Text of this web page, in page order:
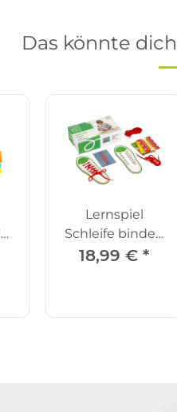
Das könnte
Lernspiel
Schleife binden
"Lace the shoe"
18,99 € *